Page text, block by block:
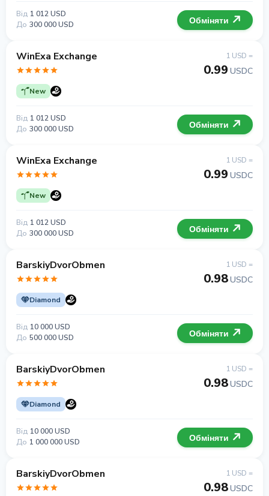
Від 1 012 USD
До 300 000 USD Обміняти
WinExa Exchange
New
1 USD =
0.99 USDC
Від 1 012 USD
До 300 000 USD Обміняти
WinExa Exchange
New
1 USD =
0.99 USDC
Від 1 012 USD
До 300 000 USD Обміняти
BarskiyDvorObmen
Diamond
1 USD =
0.98USDC
Від 10 000 USD
До 500 000 USD Обміняти
BarskiyDvorObmen
Diamond
1 USD =
0.98USDC
Від 10 000 USD
До 1 000 000 USD Обміняти
BarskiyDvorObmen 1 USD =
0.98USDC